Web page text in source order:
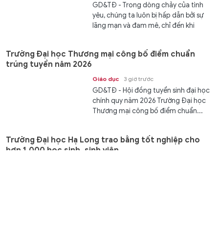
GD&TĐ - Trong dòng chảy của tình
yêu, chúng ta luôn bị hấp dẫn bởi sự
lãng mạn và đam mê, chỉ đến khi
Trường Đại học Thương mại công bố điểm chuẩn
trúng tuyển năm 2026
Giáo dục 3 giờ trước
GD&TĐ - Hội đồng tuyển sinh đại học
chính quy năm 2026 Trường Đại học
Thương mại công bố điểm chuẩn...
Trường Đại học Hạ Long trao bằng tốt nghiệp cho
hơn 1.000 học sinh, sinh viên